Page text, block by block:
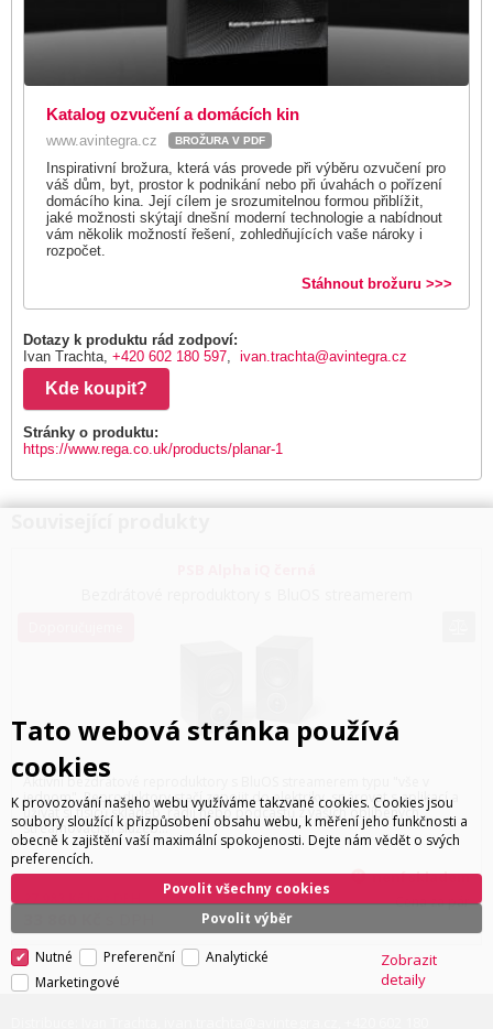
Katalog ozvučení a domácích kin
www.avintegra.cz BROŽURA V PDF
Inspirativní brožura, která vás provede při výběru ozvučení pro
váš dům, byt, prostor k podnikání nebo při úvahách o pořízení
domácího kina. Její cílem je srozumitelnou formou přiblížit,
jaké možnosti skýtají dnešní moderní technologie a nabídnout
vám několik možností řešení, zohledňujících vaše nároky i
rozpočet.
Stáhnout brožuru >>>
Dotazy k produktu rád zodpoví:
Ivan Trachta, +420 602 180 597, ivan.trachta@avintegra.cz
Kde koupit?
Stránky o produktu:
https://www.rega.co.uk/products/planar-1
Aktivní bezdrátové reproduktory s BluOS streamerem typu "vše v
jednom". Reproduktory stačí zapojit do elektriky, spárovat s aplikací a
užívat si tisíců skladeb, rádií nebo podcastů z vašich oblíbených
streamovacích služeb...
není skladem
Cena za pár
Tato webová stránka používá
cookies
K provozování našeho webu využíváme takzvané cookies. Cookies jsou
soubory sloužící k přizpůsobení obsahu webu, k měření jeho funkčnosti a
obecně k zajištění vaší maximální spokojenosti. Dejte nám vědět o svých
preferencích.
Povolit výběr
Povolit všechny cookies
Nutné Preferenční
Analytické
Marketingové
Zobrazit
detaily